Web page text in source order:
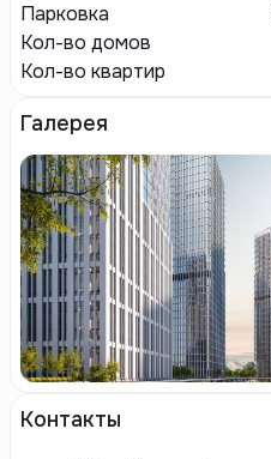
Парковка
Кол-во домов
Кол-во квартир
Галерея
Контакты